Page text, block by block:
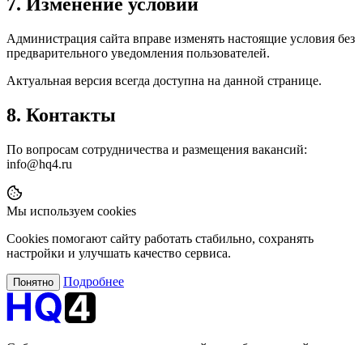
7. Изменение условий
Администрация сайта вправе изменять настоящие условия без
предварительного уведомления пользователей.
Актуальная версия всегда доступна на данной странице.
8. Контакты
По вопросам сотрудничества и размещения вакансий:
info@hq4.ru
Мы используем cookies
Cookies помогают сайту работать стабильно, сохранять
настройки и улучшать качество сервиса.
Понятно Подробнее